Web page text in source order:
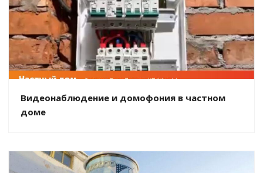
Видеонаблюдение и домофония в частном
доме